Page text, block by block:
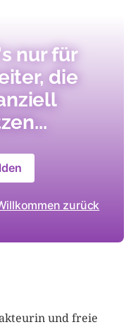
nur für
die
zurück
und freie